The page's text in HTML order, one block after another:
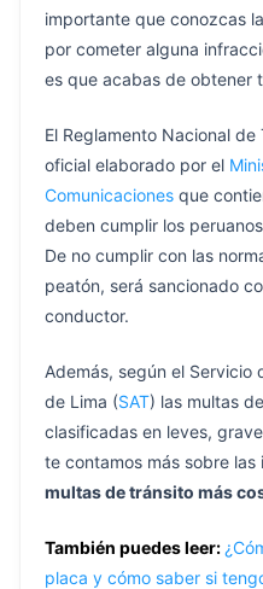
importante que conozcas
por cometer alguna
es que acabas de obtener
El Reglamento Nacional
oficial elaborado por el
Comunicaciones que
deben cumplir los
De no cumplir con las
peatón, será sancionado
conductor.
Además, según el Servicio
de Lima (SAT) las multas
clasificadas en leves,
te contamos más sobre las
multas de tránsito más
También puedes leer:
placa y cómo saber si